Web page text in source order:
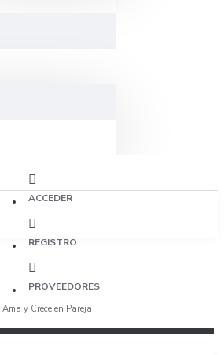
ACCEDER
REGISTRO
PROVEEDORES
y Crece en Pareja